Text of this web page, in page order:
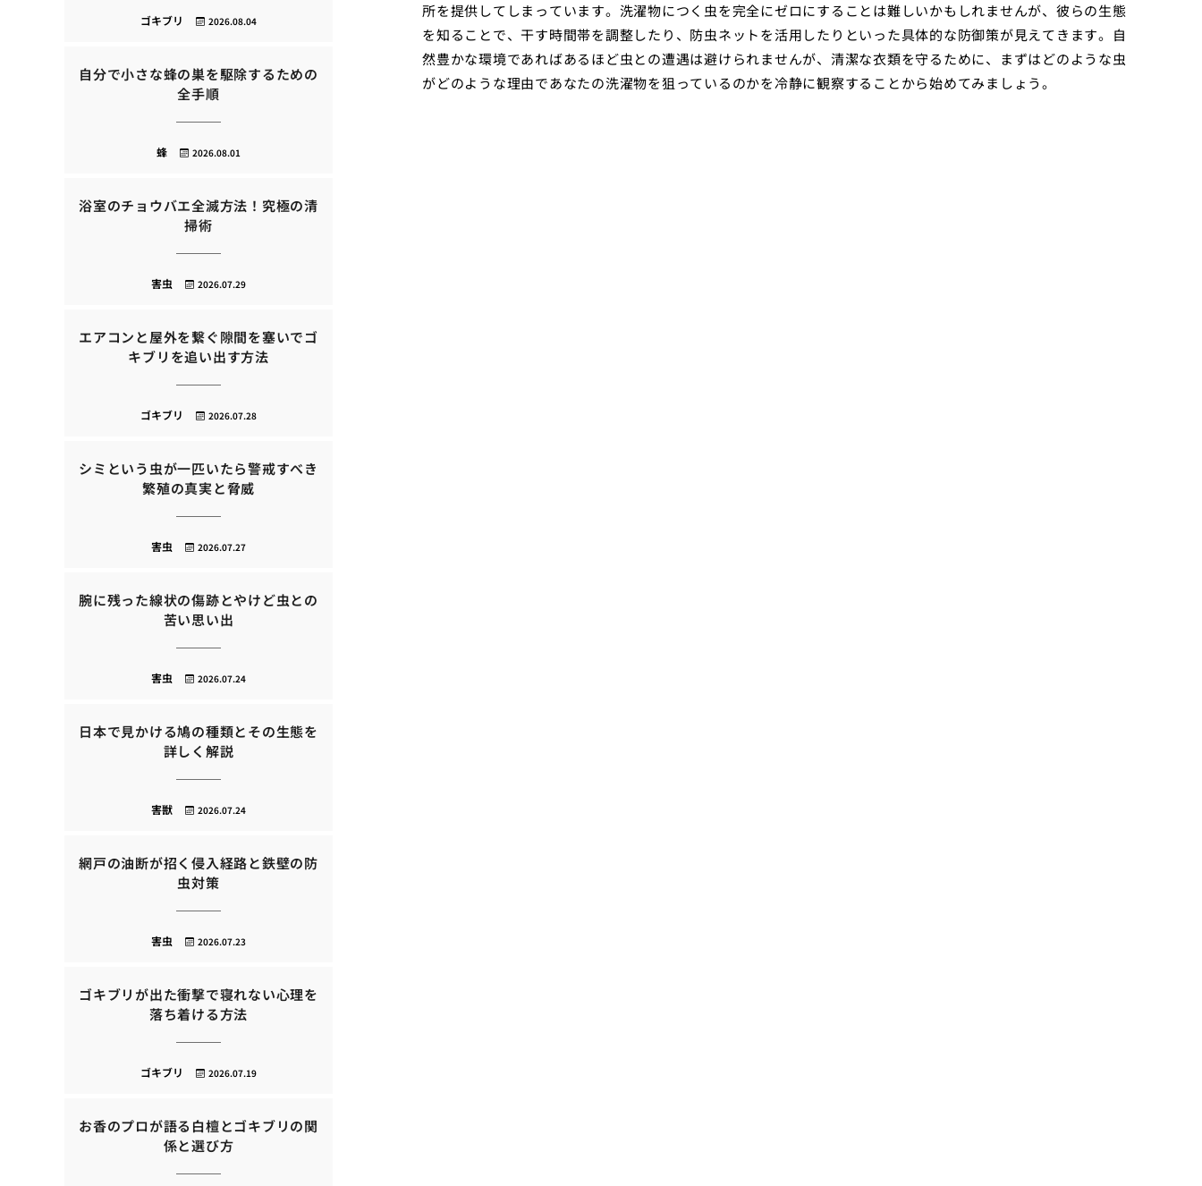
所を提供してしまっています。洗濯物につく虫を完全にゼロにすることは難しいかもしれませんが、彼らの生態
を知ることで、干す時間帯を調整したり、防虫ネットを活用したりといった具体的な防御策が見えてきます。自
然豊かな環境であればあるほど虫との遭遇は避けられませんが、清潔な衣類を守るために、まずはどのような虫
がどのような理由であなたの洗濯物を狙っているのかを冷静に観察することから始めてみましょう。
2026.08.04
ゴキブリ
自分で小さな蜂の巣を駆除するための
全手順
2026.08.01
蜂
浴室のチョウバエ全滅方法！究極の清
掃術
2026.07.29
害虫
エアコンと屋外を繋ぐ隙間を塞いでゴ
キブリを追い出す方法
2026.07.28
ゴキブリ
シミという虫が一匹いたら警戒すべき
繁殖の真実と脅威
2026.07.27
害虫
腕に残った線状の傷跡とやけど虫との
苦い思い出
2026.07.24
害虫
日本で見かける鳩の種類とその生態を
詳しく解説
2026.07.24
害獣
網戸の油断が招く侵入経路と鉄壁の防
虫対策
2026.07.23
害虫
ゴキブリが出た衝撃で寝れない心理を
落ち着ける方法
2026.07.19
ゴキブリ
お香のプロが語る白檀とゴキブリの関
係と選び方